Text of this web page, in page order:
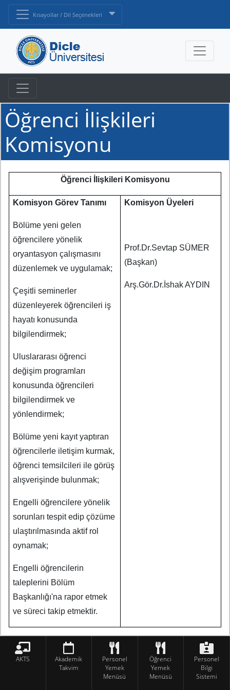
Kısayollar / Dil Seçenekleri
Öğrenci İlişkileri
Komisyonu
Öğrenci İlişkileri Komisyonu
Komisyon Görev Tanımı
Bölüme yeni gelen
öğrencilere yönelik
oryantasyon çalışmasını
düzenlemek ve uygulamak;
Çeşitli seminerler
düzenleyerek öğrencileri iş
hayatı konusunda
bilgilendirmek;
Uluslararası öğrenci
değişim programları
konusunda öğrencileri
bilgilendirmek ve
yönlendirmek;
Bölüme yeni kayıt yaptıran
öğrencilerle iletişim kurmak,
öğrenci temsilcileri ile görüş
alışverişinde bulunmak;
Engelli öğrencilere yönelik
sorunları tespit edip çözüme
ulaştırılmasında aktif rol
oynamak;
Engelli öğrencilerin
taleplerini Bölüm
Başkanlığı'na rapor etmek
ve süreci takip etmektir.
Komisyon Üyeleri
Prof.Dr.Sevtap SÜMER
(Başkan)
Arş.Gör.Dr.İshak AYDIN
AKTS
Akademik
Takvim
Personel
Yemek
Menüsü
Öğrenci
Yemek
Menüsü
Personel
Bilgi
Sistemi